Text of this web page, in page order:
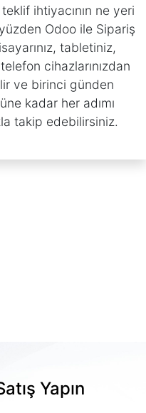
ihtiyacının ne yeri
Odoo ile Sipariş
tabletiniz,
cihazlarınızdan
ve birinci günden
kadar her adımı
takip edebilirsiniz.
Yapın